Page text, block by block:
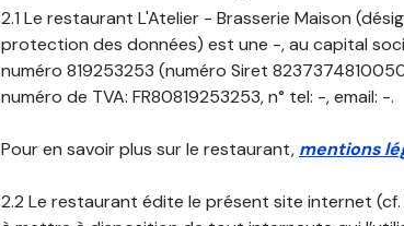
2.1 Le restaurant L'Atelier - Brasserie Maison
protection des données) est une -, au capital
numéro 819253253 (numéro Siret
numéro de TVA: FR80819253253, n° tel: -, email: -.
Pour en savoir plus sur le restaurant, mentions
2.2 Le restaurant édite le présent site internet